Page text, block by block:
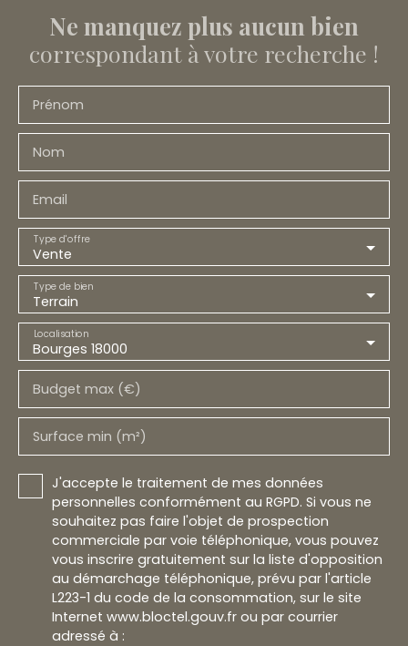
Ne manquez plus aucun bien
correspondant à votre recherche !
Prénom
Nom
Email
Vente
Type d'offre
Terrain
Type de bien
Bourges 18000
Localisation
Budget max (€)
Surface min (m²)
J'accepte le traitement de mes données
personnelles conformément au RGPD. Si vous ne
souhaitez pas faire l'objet de prospection
commerciale par voie téléphonique, vous pouvez
vous inscrire gratuitement sur la liste d'opposition
au démarchage téléphonique, prévu par l'article
L223-1 du code de la consommation, sur le site
Internet www.bloctel.gouv.fr ou par courrier
adressé à :